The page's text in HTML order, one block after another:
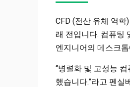
CFD (전산 유체 역
래 전입니다. 컴퓨팅
엔지니어의 데스크
“병렬화 및 고성능
했습니다.”라고 펜실